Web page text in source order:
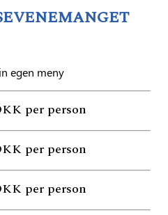
egen meny
per person
per person
per person